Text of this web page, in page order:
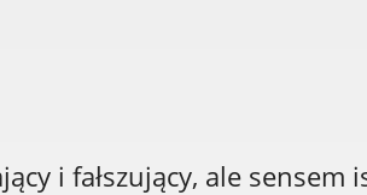
i fałszujący, ale sensem